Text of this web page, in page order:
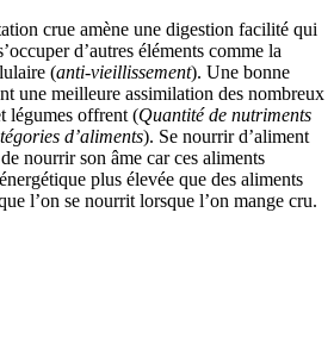
crue amène une digestion facilité qui
d’autres éléments comme la
(anti-vieillissement). Une bonne
une meilleure assimilation des nombreux
légumes offrent (Quantité de nutriments
d’aliments). Se nourrir d’aliment
nourrir son âme car ces aliments
plus élevée que des aliments
l’on se nourrit lorsque l’on mange cru.